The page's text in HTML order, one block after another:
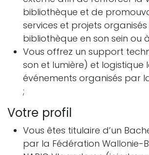
bibliothèque et de
services et projets
bibliothèque en son sein ou à
Vous offrez un support
son et lumière) et logistique
événements organisés par
;
Votre profil
Vous êtes titulaire d’un
par la Fédération Wallonie-